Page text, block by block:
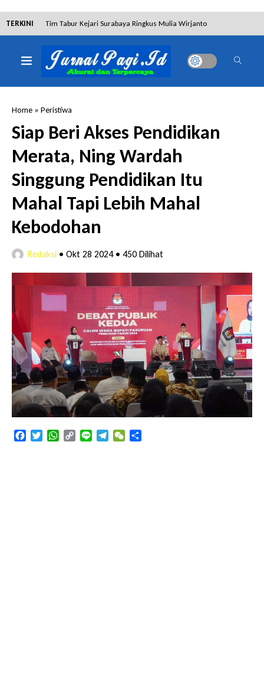
TERKINI Tim Tabur Kejari Surabaya Ringkus Mulia Wirjanto
Terpidana Penipuan 10 Miliar
Lakukan Pencurian dengan Pemberatan,
Perkuat Layanan Code Stroke Lewat Webinar
Kejari Surabaya Amankan Barang Bukti 9 Miliar
Rupiah TPPU Judol 188BET
Dalam Proses Hukum, Sengketa Lahan Gebang Putih
Justru Terdapat Aktivitas Pembangunan
Dibantah Terdakwa Ranto Hensa, Salim Himawan
Tetap Pada Keterangannya
Home » Peristiwa
Siap Beri Akses Pendidikan
Merata, Ning Wardah
Singgung Pendidikan Itu
Mahal Tapi Lebih Mahal
Kebodohan
Redaksi • Okt 28 2024• 450 Dilihat
FacebookTwitterWhatsApp
Copy
Line TelegramWeChat